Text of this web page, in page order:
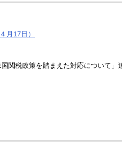
月17日）
関税政策を踏まえた対応について」